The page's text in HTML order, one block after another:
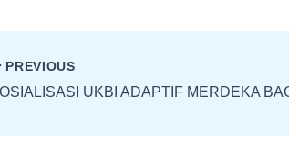
PREVIOUS